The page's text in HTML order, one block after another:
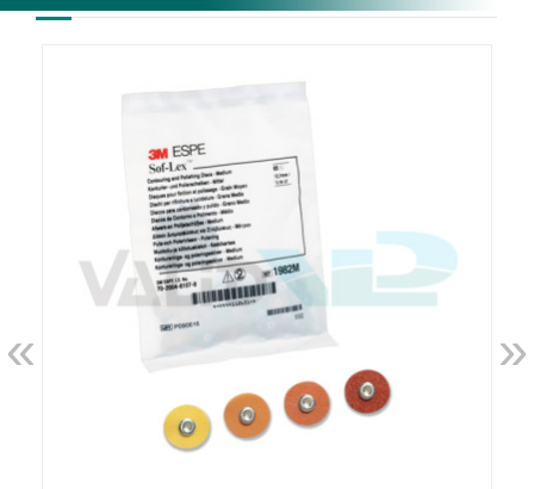
Edenta
Enbio Group AG
Fairfax Dental Ltd.
FERROKEMIA
FERTISOL
FKG Dentaire
Garrison Dental Solution s LLC
« »